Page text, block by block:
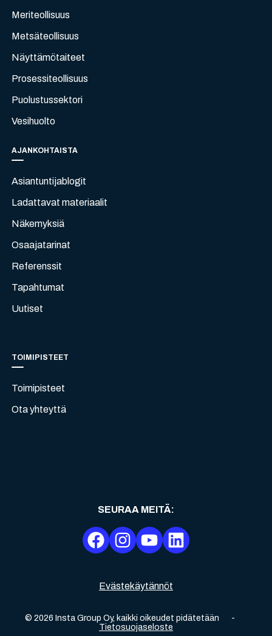
Meriteollisuus
Metsäteollisuus
Näyttämötaiteet
Prosessiteollisuus
Puolustussektori
Vesihuolto
AJANKOHTAISTA
Asiantuntijablogit
Ladattavat materiaalit
Näkemyksiä
Osaajatarinat
Referenssit
Tapahtumat
Uutiset
TOIMIPISTEET
Toimipisteet
Ota yhteyttä
Evästekäytännöt
© 2026 Insta Group Oy, kaikki oikeudet pidätetään
-
Tietosuojaseloste
SEURAA MEITÄ: